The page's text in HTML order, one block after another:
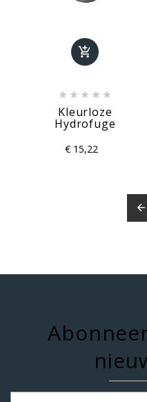

    
Kleurloze
Hydrofuge
€ 15,22
